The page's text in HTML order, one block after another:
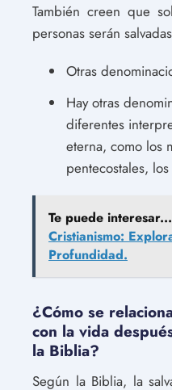
También creen que
personas serán
Otras
Hay otras
diferentes
eterna, como los
pentecostales,
Te puede interesar...
Cristianismo:
Profundidad.
¿Cómo se
con la vida
la Biblia?
Según la Biblia, la